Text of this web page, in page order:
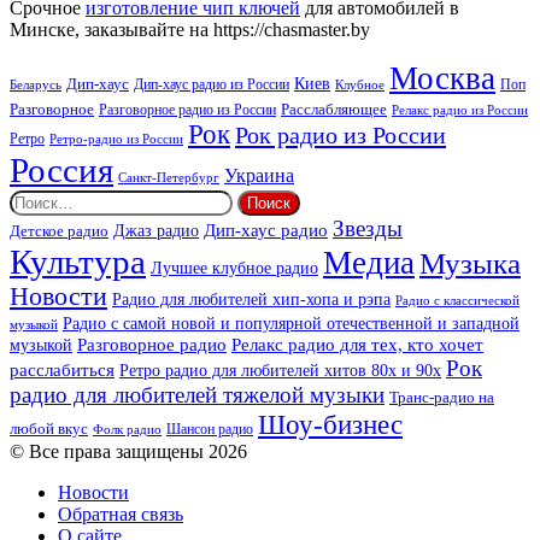
Срочное изготовление чип ключей для автомобилей в
Минске, заказывайте на https://chasmaster.by
Беларусь Дип-хаус Дип-хаус радио из России Киев Клубное Москва Поп
Разговорное Разговорное радио из России Расслабляющее Релакс радио из России
Ретро Ретро-радио из России РокРок радио из России
Россия Санкт-Петербург Украина
Найти:
Детское радио Джаз радио Дип-хаус радио Звезды
Культура Лучшее клубное радио МедиаМузыка
Новости Радио для любителей хип-хопа и рэпа Радио с классической
музыкой Радио с самой новой и популярной отечественной и западной
музыкой Разговорное радио Релакс радио для тех, кто хочет
расслабиться Ретро радио для любителей хитов 80х и 90х Рок
радио для любителей тяжелой музыки Транс-радио на
любой вкус Фолк радио Шансон радио Шоу-бизнес
© Все права защищены 2026
Новости
Обратная связь
О сайте